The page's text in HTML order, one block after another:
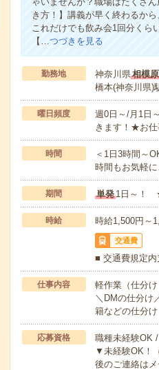
き方！】講義が早く終わるか
これだけでも飲み会1回分くら
【…つづきを見る
勤務地 神奈川県相模
橋本(神奈川県)
曜日頻度
週0日～/月1日
きます！★お
時間
＜1日3時間～
時間もお気軽
期間 単発1日～！
時給 時給1,500円～
交通費
■ 交通費規定
仕事内容
軽作業（仕分け
＼DMの仕分け
籍などの仕分
応募資格
職種未経験OK
▼未経験OK！
後のご連絡は